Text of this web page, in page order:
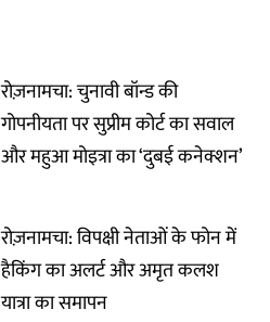
रोज़नामचा: चुनावी बॉन्ड की
गोपनीयता पर सुप्रीम कोर्ट का सवाल
और महुआ मोइत्रा का ‘दुबई कनेक्शन’
रोज़नामचा: विपक्षी नेताओं के फोन में
हैकिंग का अलर्ट और अमृत कलश
यात्रा का समापन